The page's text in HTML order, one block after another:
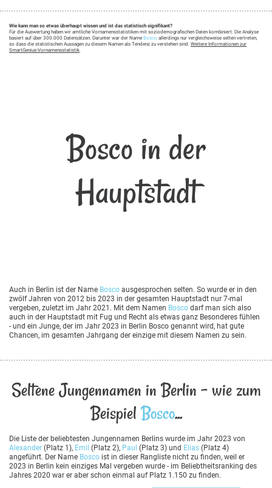
Wie kann man so etwas überhaupt wissen und ist das statistisch signifikant?
Für die Auswertung haben wir amtliche Vornamensstatistiken mit soziodemografischen Daten kombiniert. Die Analyse
basiert auf über 300.000 Datensätzen. Darunter war der Name Bosco allerdings nur vergleichsweise selten vertreten,
so dass die statistischen Aussagen zu diesem Namen als Tendenz zu verstehen sind. Weitere Informationen zur
SmartGenius-Vornamensstatistik.
Bosco in der
Hauptstadt
Auch in Berlin ist der Name Bosco ausgesprochen selten. So wurde er in den
zwölf Jahren von 2012 bis 2023 in der gesamten Hauptstadt nur 7-mal
vergeben, zuletzt im Jahr 2021. Mit dem Namen Bosco darf man sich also
auch in der Hauptstadt mit Fug und Recht als etwas ganz Besonderes fühlen
- und ein Junge, der im Jahr 2023 in Berlin Bosco genannt wird, hat gute
Chancen, im gesamten Jahrgang der einzige mit diesem Namen zu sein.
Seltene Jungennamen in Berlin - wie zum
BeispielBosco...
Die Liste der beliebtesten Jungennamen Berlins wurde im Jahr 2023 von
Alexander (Platz 1), Emil (Platz 2), Paul (Platz 3) und Elias (Platz 4)
angeführt. Der Name Bosco ist in dieser Rangliste nicht zu finden, weil er
2023 in Berlin kein einziges Mal vergeben wurde - im Beliebtheitsranking des
Jahres 2020 war er aber schon einmal auf Platz 1.150 zu finden.